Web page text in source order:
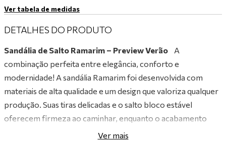
Ver tabela de medidas
DETALHES DO PRODUTO
Sandália de Salto Ramarim – Preview Verão A
combinação perfeita entre elegância, conforto e
modernidade! A sandália Ramarim foi desenvolvida com
materiais de alta qualidade e um design que valoriza qualquer
produção. Suas tiras delicadas e o salto bloco estável
oferecem firmeza ao caminhar, enquanto o acabamento
impecável e o visual sofisticado garantem um toque de
Ver mais